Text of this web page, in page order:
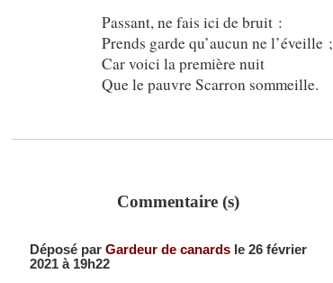
Passant, ne fais ici de bruit :
Prends garde qu’aucun ne l’éveille ;
Car voici la première nuit
Que le pauvre Scarron sommeille.
Commentaire (s)
Déposé par Gardeur de canards le 26 février
2021 à 19h22